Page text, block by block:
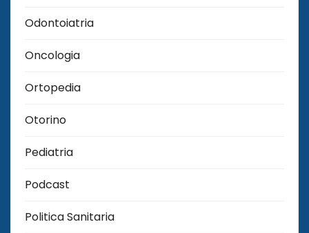
Odontoiatria
Oncologia
Ortopedia
Otorino
Pediatria
Podcast
Politica Sanitaria